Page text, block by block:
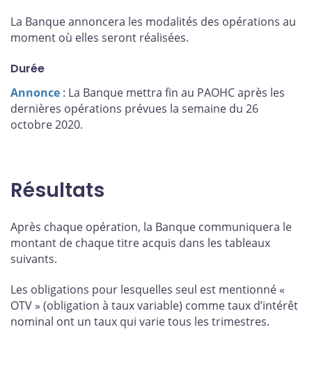
La Banque annoncera les modalités des opérations au
moment où elles seront réalisées.
Durée
Annonce : La Banque mettra fin au PAOHC après les
dernières opérations prévues la semaine du 26
octobre 2020.
Résultats
Après chaque opération, la Banque communiquera le
montant de chaque titre acquis dans les tableaux
suivants.
Les obligations pour lesquelles seul est mentionné «
OTV » (obligation à taux variable) comme taux d’intérêt
nominal ont un taux qui varie tous les trimestres.